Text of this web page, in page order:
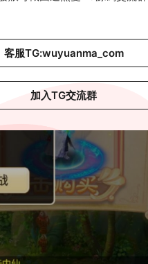
客服TG:wuyuanma_com
加入TG交流群